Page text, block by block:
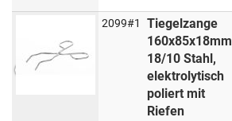
2099#1
Tiegelzange
160x85x18mm
18/10 Stahl,
elektrolytisch
poliert mit
Riefen